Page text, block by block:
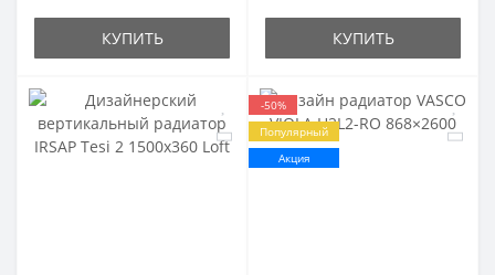
КУПИТЬ КУПИТЬ
-50%
Популярный
Акция